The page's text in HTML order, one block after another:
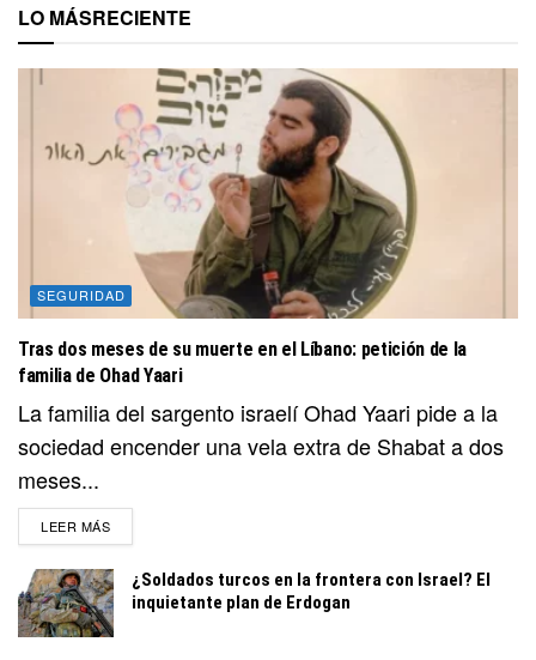
LO MÁSRECIENTE
SEGURIDAD
Tras dos meses de su muerte en el Líbano: petición de la
familia de Ohad Yaari
La familia del sargento israelí Ohad Yaari pide a la
sociedad encender una vela extra de Shabat a dos
meses...
LEER MÁSDETAILS
¿Soldados turcos en la frontera con Israel? El
inquietante plan de Erdogan